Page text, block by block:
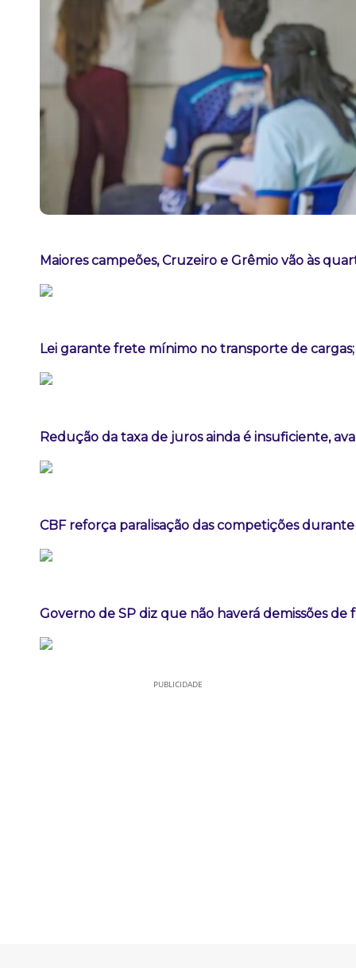
Maiores campeões, Cruzeiro e Grêmio vão às
Lei garante frete mínimo no transporte de
Redução da taxa de juros ainda é insuficiente,
CBF reforça paralisação das competições
Governo de SP diz que não haverá demissões de
PUBLICIDADE